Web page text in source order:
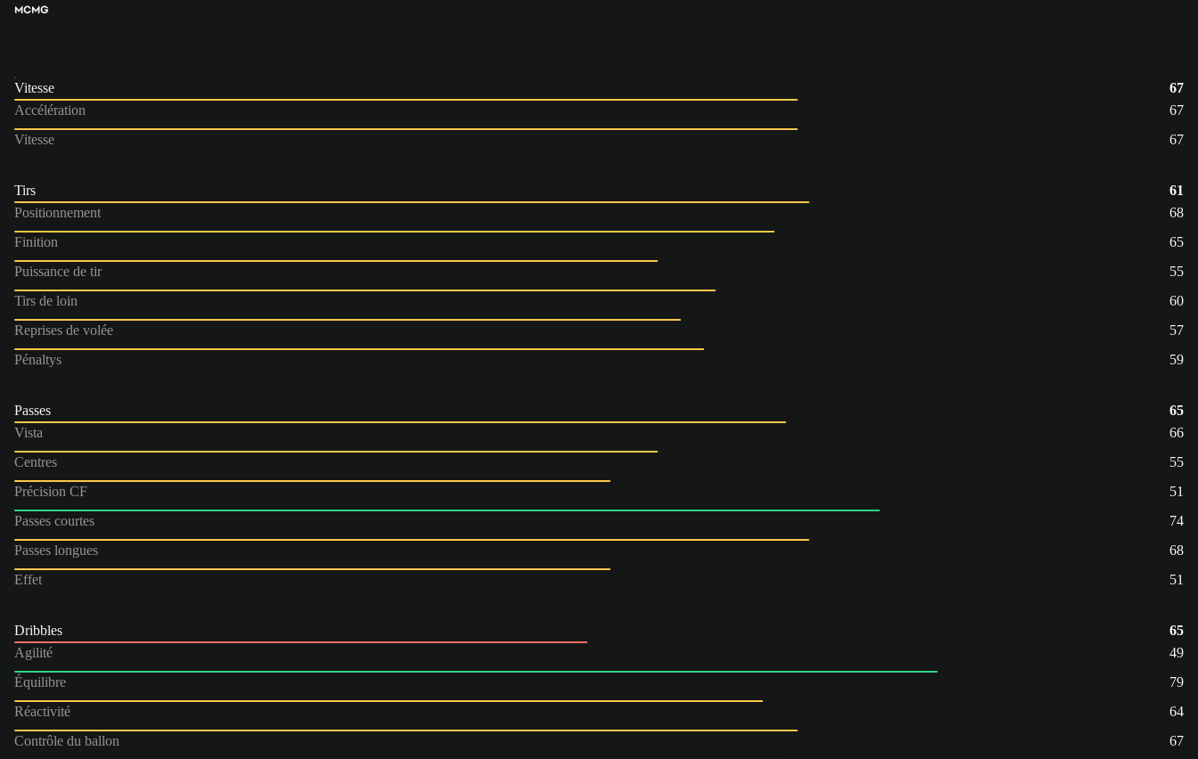
MCMG
Vitesse
67
Accélération
67
Vitesse
67
Tirs
61
Positionnement
68
Finition
65
Puissance de tir
55
Tirs de loin
60
Reprises de volée
57
Pénaltys
59
Passes
65
Vista
66
Centres
55
Précision CF
51
Passes courtes
74
Passes longues
68
Effet
51
Dribbles
65
Agilité
49
Équilibre
79
Réactivité
64
Contrôle du ballon
67